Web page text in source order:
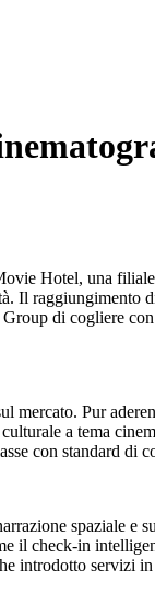
Hotel, una
Il raggiungimento
di cogliere
mercato. Pur
a tema
con standard di
spaziale e
il check-in
introdotto servizi